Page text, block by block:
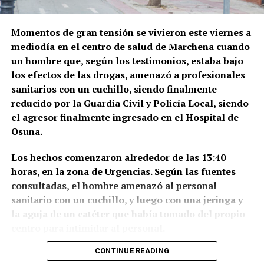
Momentos de gran tensión se vivieron este viernes a
mediodía en el centro de salud de Marchena cuando
un hombre que, según los testimonios, estaba bajo
los efectos de las drogas, amenazó a profesionales
sanitarios con un cuchillo, siendo finalmente
reducido por la Guardia Civil y Policía Local, siendo
el agresor finalmente ingresado en el Hospital de
Osuna.
Los hechos comenzaron alrededor de las 13:40
horas, en la zona de Urgencias. Según las fuentes
consultadas, el hombre amenazó al personal
sanitario con un cuchillo, y luego con una jeringa y
la aguja de un catéter que había tomado del propio
Durante el episodio de violencia, el individuo, —
CONTINUE READING